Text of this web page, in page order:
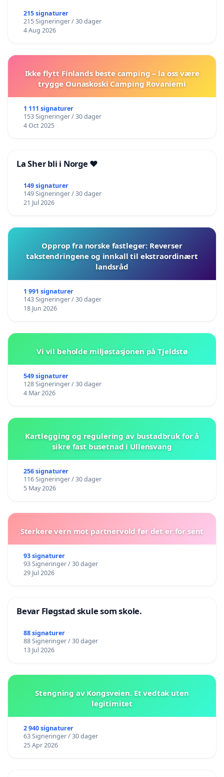
215 signaturer
215 Signeringer / 30 dager
4 Aug 2026
Ikke flytt Finlands beste camping – la oss være
trygge Ounaskoski Camping Rovaniemi
1 111 signaturer
153 Signeringer / 30 dager
4 Oct 2025
La Sher bli i Norge ❤️
149 signaturer
149 Signeringer / 30 dager
21 Jul 2026
Opprop fra norske fastleger: Reverser
takstendringene og innkall til ekstraordinært
landsråd
1 991 signaturer
143 Signeringer / 30 dager
18 Jun 2026
Vi vil beholde miljøstasjonen på Tjeldstø
549 signaturer
128 Signeringer / 30 dager
4 Mar 2026
Kartlegging og regulering av bustadbruk for å
sikre fast busetnad i Ullensvang
256 signaturer
116 Signeringer / 30 dager
5 May 2026
Sterkere vern mot partnervold før det er for sent
93 signaturer
93 Signeringer / 30 dager
29 Jul 2026
Bevar Fløgstad skule som skole.
88 signaturer
88 Signeringer / 30 dager
13 Jul 2026
Stengning av Kongsveien. Et vedtak uten
legitimitet
2 940 signaturer
63 Signeringer / 30 dager
25 Apr 2026